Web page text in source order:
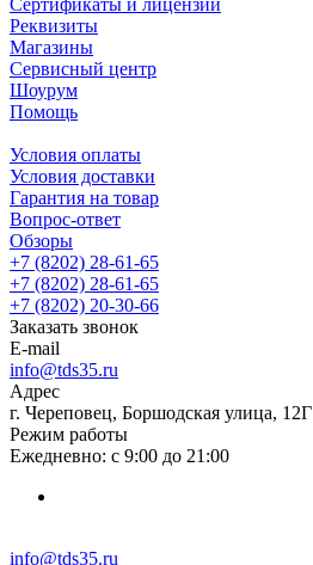
Реквизиты
Магазины
Сервисный центр
Шоурум
Помощь
Условия оплаты
Условия доставки
Гарантия на товар
Вопрос-ответ
Обзоры
+7 (8202) 28‑61-65
+7 (8202) 28‑61-65
+7 (8202) 20‑30-66
Заказать звонок
E-mail
info@tds35.ru
Адрес
г. Череповец, Боршодская улица, 12Г
Режим работы
Ежедневно: с 9:00 до 21:00
info@tds35.ru